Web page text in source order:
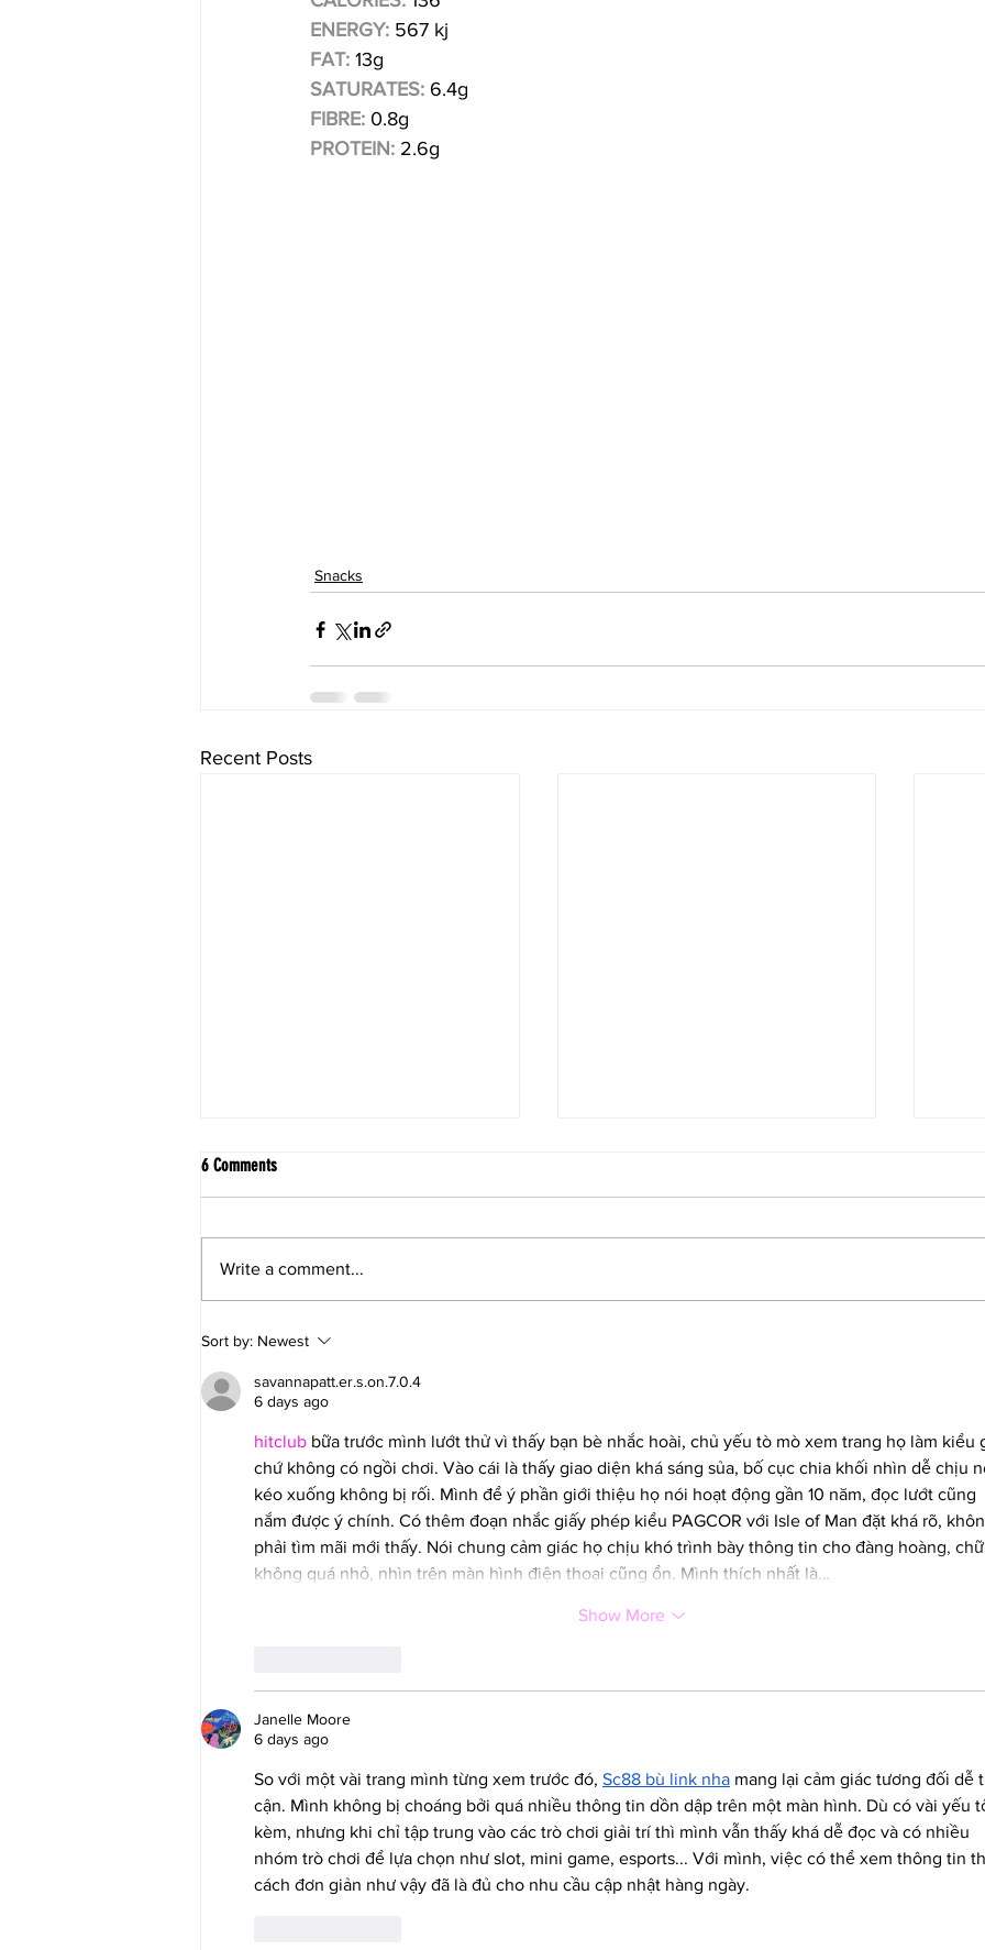
ENERGY: 567 kj
FAT: 13g
SATURATES: 6.4g
FIBRE: 0.8g
PROTEIN: 2.6g
Snacks
Recent Posts
Healthy Decadent Coffee Ice Cream Bars
6 Comments
Write a comment...
Sort by: Newest
savannapatt.er.s.on.7.0.4
6 days ago
hitclub bữa trước mình lướt thử vì thấy bạn bè nhắc hoài, chủ yếu tò mò xem trang họ làm kiểu
chứ không có ngồi chơi. Vào cái là thấy giao diện khá sáng sủa, bố cục chia khối nhìn dễ chịu
kéo xuống không bị rối. Mình để ý phần giới thiệu họ nói hoạt động gần 10 năm, đọc lướt cũng
nắm được ý chính. Có thêm đoạn nhắc giấy phép kiểu PAGCOR với Isle of Man đặt khá rõ,
phải tìm mãi mới thấy. Nói chung cảm giác họ chịu khó trình bày thông tin cho đàng hoàng, chữ
không quá nhỏ, nhìn trên màn hình điện thoại cũng ổn. Mình thích nhất là…
Show More
Janelle Moore
6 days ago
So với một vài trang mình từng xem trước đó, Sc88 bù link nha mang lại cảm giác tương đối dễ
cận. Mình không bị choáng bởi quá nhiều thông tin dồn dập trên một màn hình. Dù có vài yếu
kèm, nhưng khi chỉ tập trung vào các trò chơi giải trí thì mình vẫn thấy khá dễ đọc và có nhiều
nhóm trò chơi để lựa chọn như slot, mini game, esports... Với mình, việc có thể xem thông tin
cách đơn giản như vậy đã là đủ cho nhu cầu cập nhật hàng ngày.